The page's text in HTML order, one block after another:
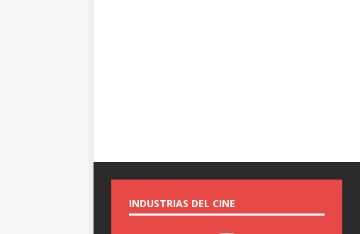
INDUSTRIAS DEL CINE